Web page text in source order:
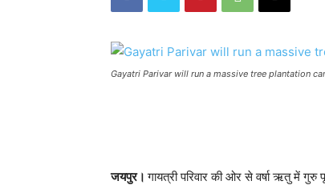
Gayatri Parivar will run a massive tree plantation
जयपुर।गायत्री परिवार की ओर से वर्षा ऋतु में गुरु